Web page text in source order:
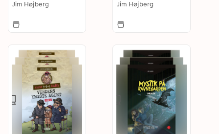
Jim Højberg
Jim Højberg